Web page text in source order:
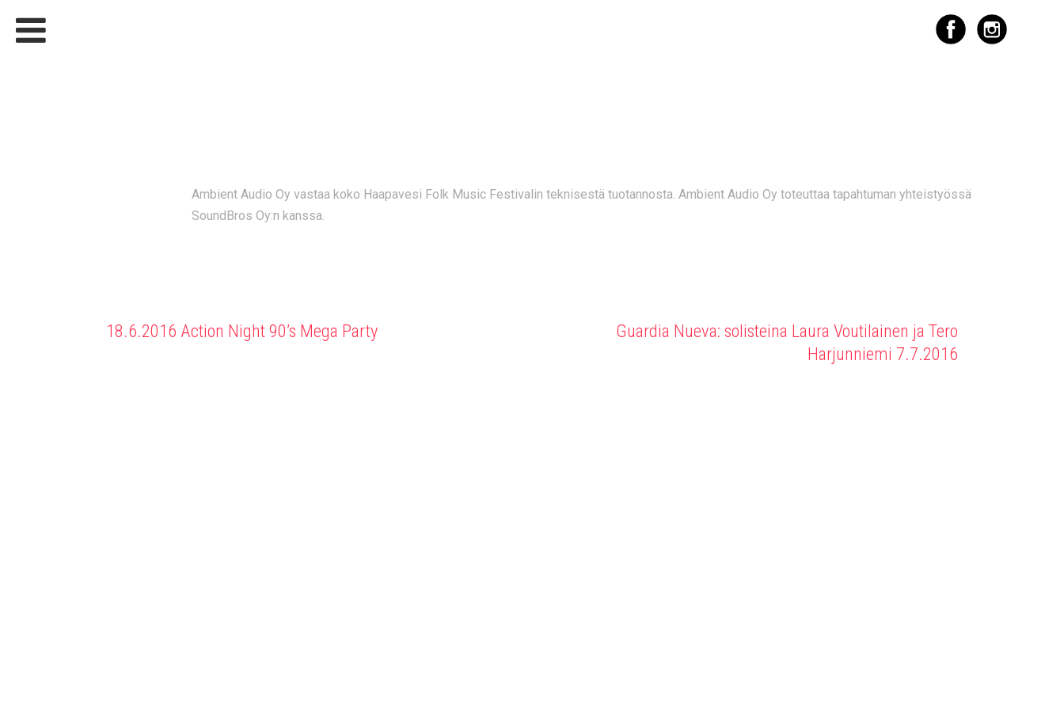
Ambient Audio Oy vastaa koko Haapavesi Folk Music Festivalin teknisestä tuotannosta. Ambient Audio Oy toteuttaa tapahtuman yhteistyössä
SoundBros Oy:n kanssa.
18.6.2016 Action Night 90’s Mega Party
Guardia Nueva: solisteina Laura Voutilainen ja Tero
Harjunniemi 7.7.2016